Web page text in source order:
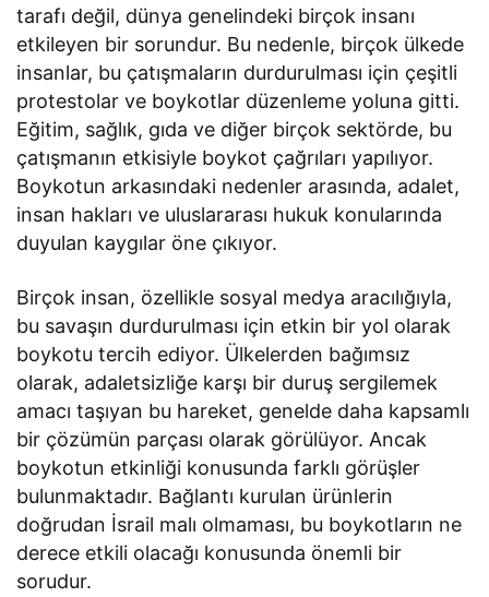
tarafı değil, dünya genelindeki birçok insanı
etkileyen bir sorundur. Bu nedenle, birçok ülkede
insanlar, bu çatışmaların durdurulması için çeşitli
protestolar ve boykotlar düzenleme yoluna gitti.
Eğitim, sağlık, gıda ve diğer birçok sektörde, bu
çatışmanın etkisiyle boykot çağrıları yapılıyor.
Boykotun arkasındaki nedenler arasında, adalet,
insan hakları ve uluslararası hukuk konularında
duyulan kaygılar öne çıkıyor.
Birçok insan, özellikle sosyal medya aracılığıyla,
bu savaşın durdurulması için etkin bir yol olarak
boykotu tercih ediyor. Ülkelerden bağımsız
olarak, adaletsizliğe karşı bir duruş sergilemek
amacı taşıyan bu hareket, genelde daha kapsamlı
bir çözümün parçası olarak görülüyor. Ancak
boykotun etkinliği konusunda farklı görüşler
bulunmaktadır. Bağlantı kurulan ürünlerin
doğrudan İsrail malı olmaması, bu boykotların ne
derece etkili olacağı konusunda önemli bir
sorudur.